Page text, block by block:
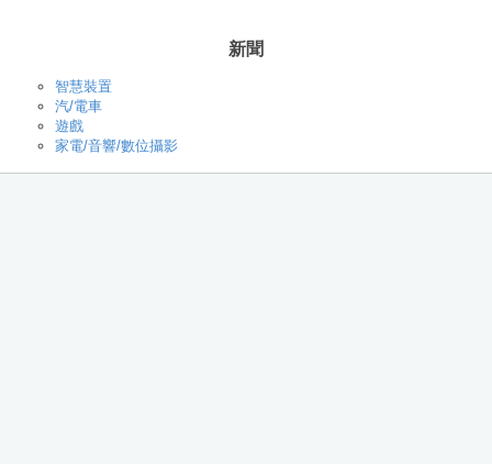
新聞
智慧裝置
汽/電車
遊戲
家電/音響/數位攝影